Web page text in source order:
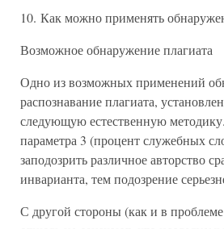
10. Как можно применять
Возможное обнаружение плагиата
Одно из возможных применений
распознавание плагиата,
следующую естественную
параметра 3 (процент служебных
заподозрить различное авторство
инварианта, тем подозрение
С другой стороны (как и в